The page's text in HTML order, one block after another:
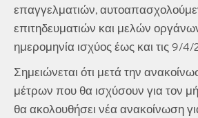
επαγγελματιών,
επιτηδευματιών και μελών
ημερομηνία ισχύος έως και τις 9/4/
Σημειώνεται ότι μετά την
μέτρων που θα ισχύσουν για τον
θα ακολουθήσει νέα ανακοίνωση